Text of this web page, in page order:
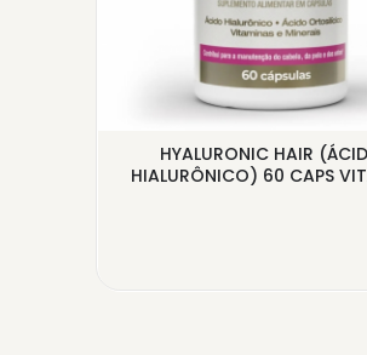
HYALURONIC HAIR
HIALURÔNICO) 60 CAPS